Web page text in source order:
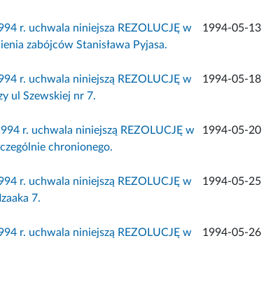
r. uchwala niniejsza REZOLUCJĘ w
zabójców Stanisława Pyjasa.
1994-05-13
r. uchwala niniejszą REZOLUCJĘ w
ul Szewskiej nr 7.
1994-05-18
r. uchwala niniejszą REZOLUCJĘ w
chronionego.
1994-05-20
r. uchwala niniejszą REZOLUCJĘ w
7.
1994-05-25
r. uchwala niniejszą REZOLUCJĘ w
1994-05-26